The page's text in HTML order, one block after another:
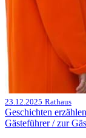
23.12.2025 Rathaus
Geschichten
Gästeführer / zur